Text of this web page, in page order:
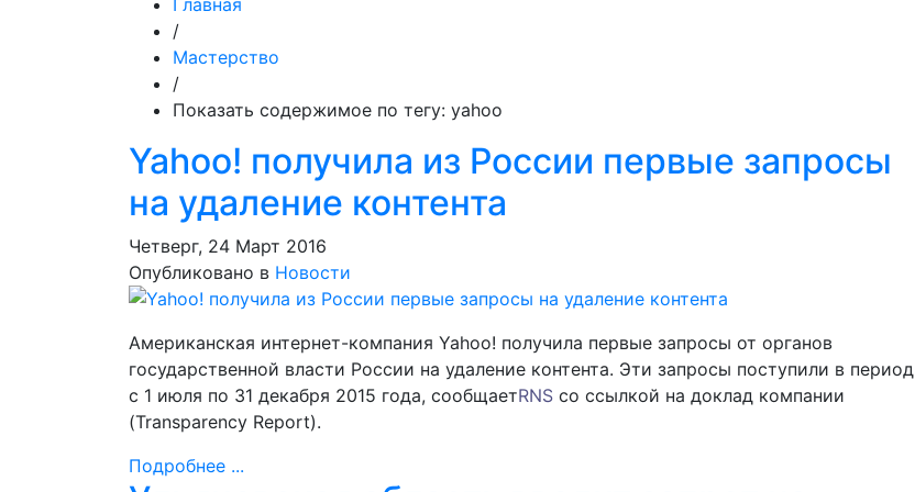
Главная
/
Мастерство
/
Показать содержимое по тегу: yahoo
Yahoo! получила из России первые запросы
на удаление контента
Четверг, 24 Март 2016
Опубликовано в Новости
Американская интернет-компания Yahoo! получила первые запросы от органов
государственной власти России на удаление контента. Эти запросы поступили в период
с 1 июля по 31 декабря 2015 года, сообщаетRNS со ссылкой на доклад компании
(Transparency Report).
Подробнее ...